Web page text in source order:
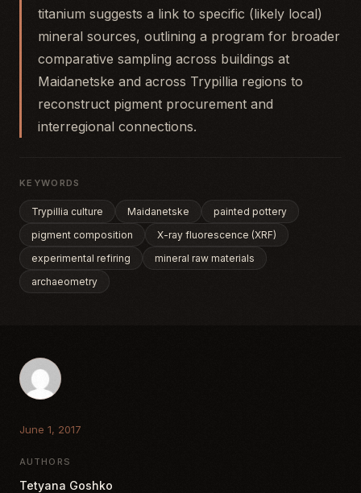
titanium suggests a link to specific (likely local)
mineral sources, outlining a program for broader
comparative sampling across buildings at
Maidanetske and across Trypillia regions to
reconstruct pigment procurement and
interregional connections.
KEYWORDS
Trypillia culture Maidanetske
painted pottery
pigment composition
X-ray fluorescence (XRF)
experimental refiring
mineral raw materials
archaeometry
June 1, 2017
AUTHORS
Tetyana Goshko